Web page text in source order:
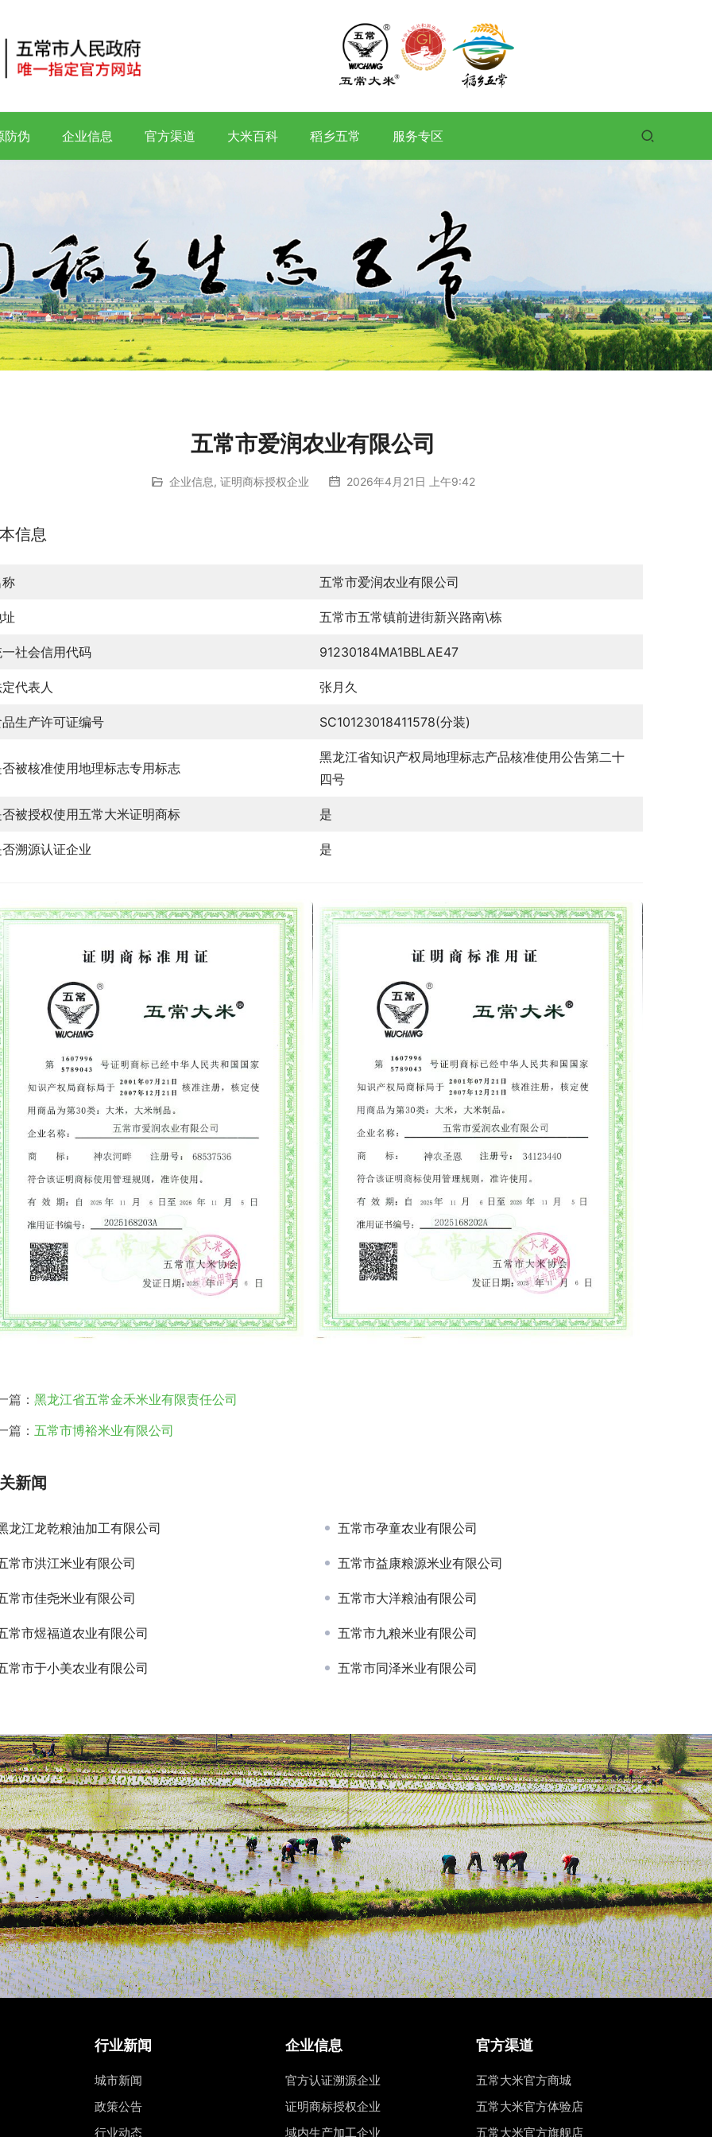
防伪 企业信息 官方渠道 大米百科 稻乡五常 服务专区
五常市爱润农业有限公司
企业信息, 证明商标授权企业 2026年4月21日 上午9:42
信息
五常市爱润农业有限公司
五常市五常镇前进街新兴路南\栋
社会信用代码 91230184MA1BBLAE47
代表人 张月久
生产许可证编号 SC10123018411578(分装)
被核准使用地理标志专用标志
黑龙江省知识产权局地理标志产品核准使用公告第二十
四号
被授权使用五常大米证明商标 是
溯源认证企业 是
篇： 黑龙江省五常金禾米业有限责任公司
篇： 五常市博裕米业有限公司
新闻
龙江龙乾粮油加工有限公司 五常市孕童农业有限公司
常市洪江米业有限公司 五常市益康粮源米业有限公司
常市佳尧米业有限公司 五常市大洋粮油有限公司
常市煜福道农业有限公司 五常市九粮米业有限公司
常市于小美农业有限公司 五常市同泽米业有限公司
行业新闻
城市新闻
政策公告
行业动态
企业信息
官方认证溯源企业
证明商标授权企业
域内生产加工企业
官方渠道
五常大米官方商城
五常大米官方体验店
五常大米官方旗舰店